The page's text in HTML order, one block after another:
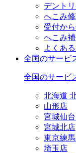
デント
へこみ
受付か
へこみ
よくあ
全国のサービ
全国のサービ
北海道
山形店
宮城仙
宮城北店
東京練
埼玉店